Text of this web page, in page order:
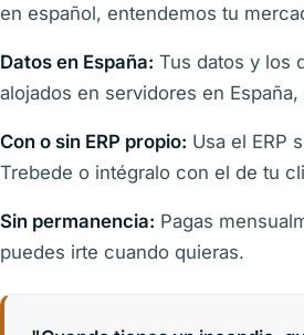
en español, entendemos tu
Datos en España: Tus datos y los
alojados en servidores en
Con o sin ERP propio: Usa el ERP
Trebede o intégralo con el de tu
Sin permanencia: Pagas
puedes irte cuando quieras.